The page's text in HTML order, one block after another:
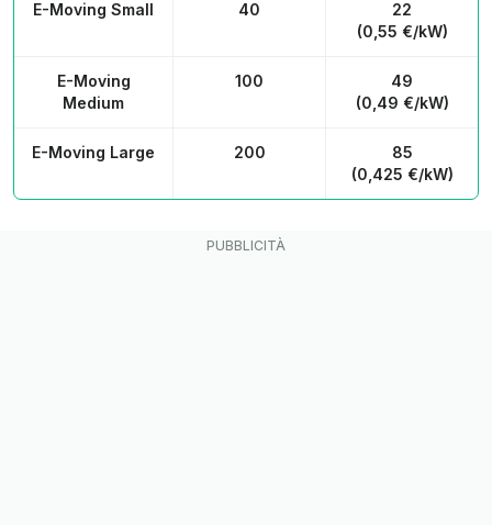
E-Moving Small 40
22
(0,55 €/kW)
E-Moving
Medium
100
49
(0,49 €/kW)
E-Moving Large 200
85
(0,425 €/kW)